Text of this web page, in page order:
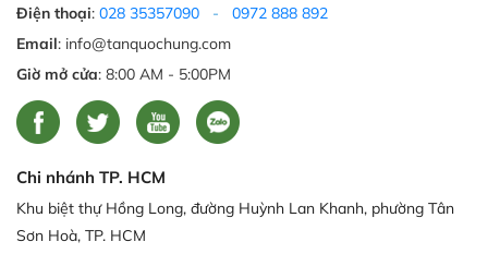
Điện thoại: 028 35357090 -
0972 888 892
Email: info@tanquochung.com
Giờ mở cửa: 8:00 AM - 5:00PM
Chi nhánh TP. HCM
Khu biệt thự Hồng Long, đường Huỳnh Lan Khanh, phường Tân
Sơn Hoà, TP. HCM